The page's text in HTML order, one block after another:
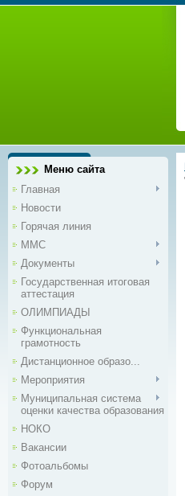
Меню сайта
Главная
Новости
Горячая линия
ММС
Документы
Государственная итоговая
аттестация
ОЛИМПИАДЫ
Функциональная
грамотность
Дистанционное образо...
Мероприятия
Муниципальная система
оценки качества образования
НОКО
Вакансии
Фотоальбомы
Форум